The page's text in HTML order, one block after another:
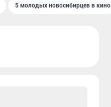
5 молодых новосибирцев в кино